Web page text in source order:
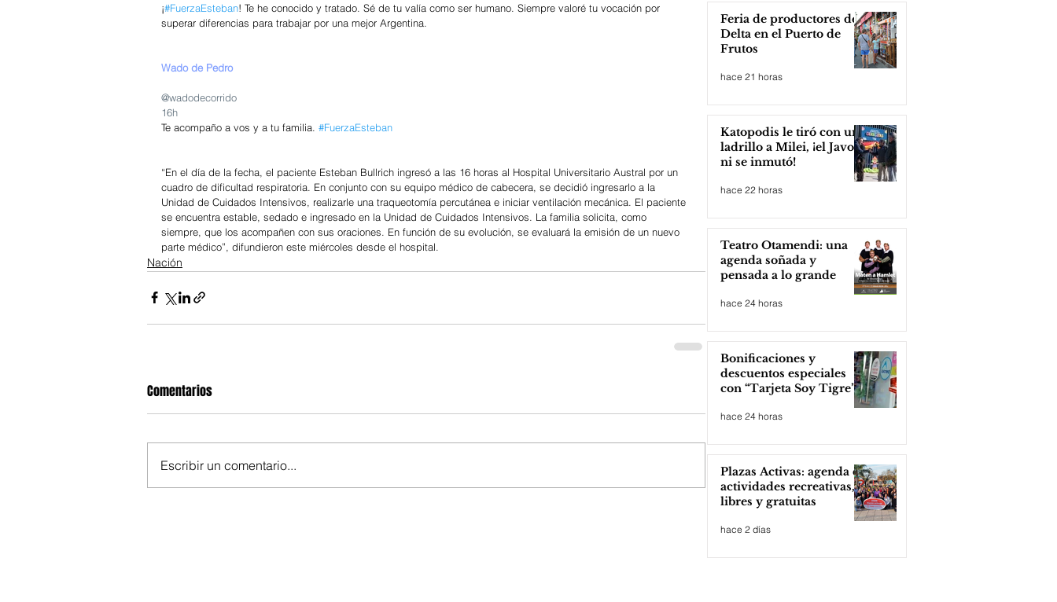
¡#FuerzaEsteban! Te he conocido y tratado. Sé de tu valía como ser humano. Siempre valoré tu vocación por
superar diferencias para trabajar por una mejor Argentina.
Wado de Pedro
@wadodecorrido
16h
Te acompaño a vos y a tu familia. #FuerzaEsteban
“En el día de la fecha, el paciente Esteban Bullrich ingresó a las 16 horas al Hospital Universitario Austral por un
cuadro de dificultad respiratoria. En conjunto con su equipo médico de cabecera, se decidió ingresarlo a la
Unidad de Cuidados Intensivos, realizarle una traqueotomía percutánea e iniciar ventilación mecánica. El paciente
se encuentra estable, sedado e ingresado en la Unidad de Cuidados Intensivos. La familia solicita, como
siempre, que los acompañen con sus oraciones. En función de su evolución, se evaluará la emisión de un nuevo
parte médico”, difundieron este miércoles desde el hospital.
Nación
Comentarios
Escribir un comentario...
Feria de productores del
Delta en el Puerto de
Frutos
hace 21 horas
Katopodis le tiró con un
ladrillo a Milei, ¡el Javo
ni se inmutó!
hace 22 horas
Teatro Otamendi: una
agenda soñada y
pensada a lo grande
hace 24 horas
Bonificaciones y
descuentos especiales
con “Tarjeta Soy Tigre”
hace 24 horas
Plazas Activas: agenda de
actividades recreativas,
libres y gratuitas
hace 2 días